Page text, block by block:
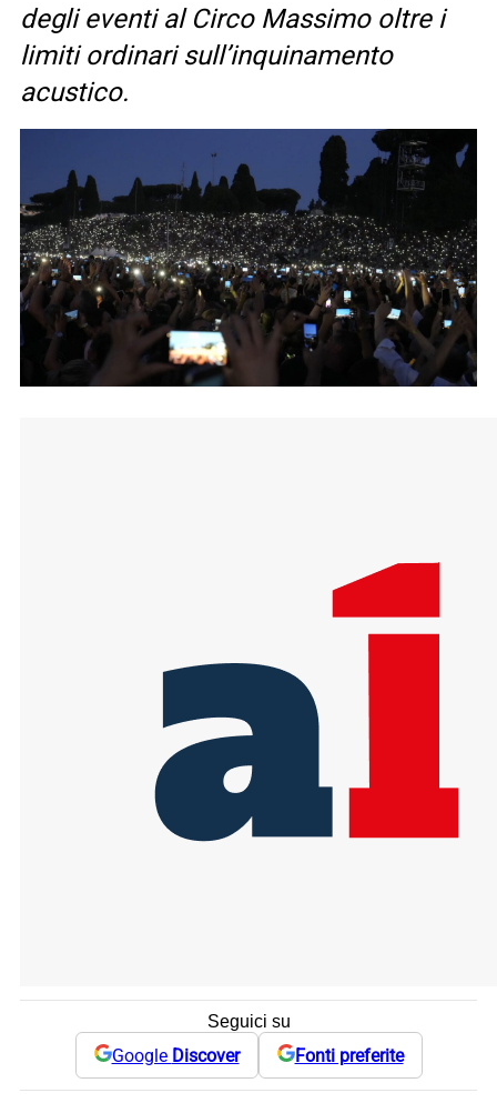
degli eventi al Circo Massimo oltre i
limiti ordinari sull’inquinamento
acustico.
Seguici su
Google Discover Fonti preferite